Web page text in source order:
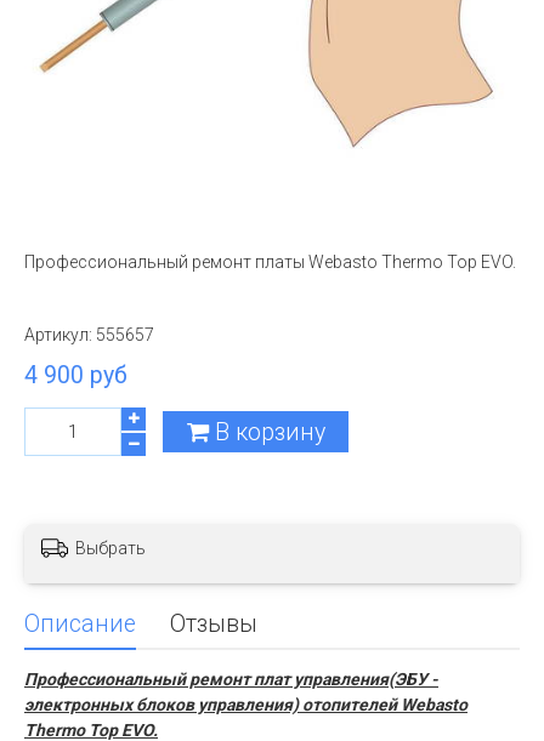
Профессиональный ремонт платы Webasto Thermo Top EVO.
Артикул: 555657
4 900 руб
В корзину
Выбрать
Описание Отзывы
Профессиональный ремонт плат управления(ЭБУ -
электронных блоков управления) отопителей Webasto
Thermo Top EVO.